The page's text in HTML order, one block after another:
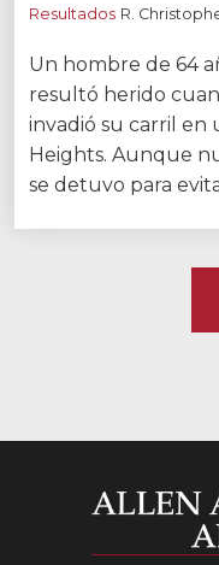
Resultados R.
Un hombre de 64
resultó herido
invadió su carril en
Heights. Aunque
se detuvo para
Allen y Allen